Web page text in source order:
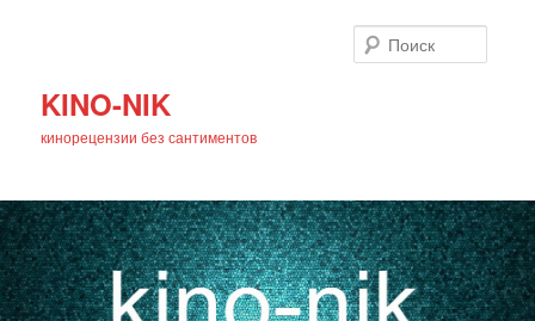
KINO-NIK
кинорецензии без сантиментов